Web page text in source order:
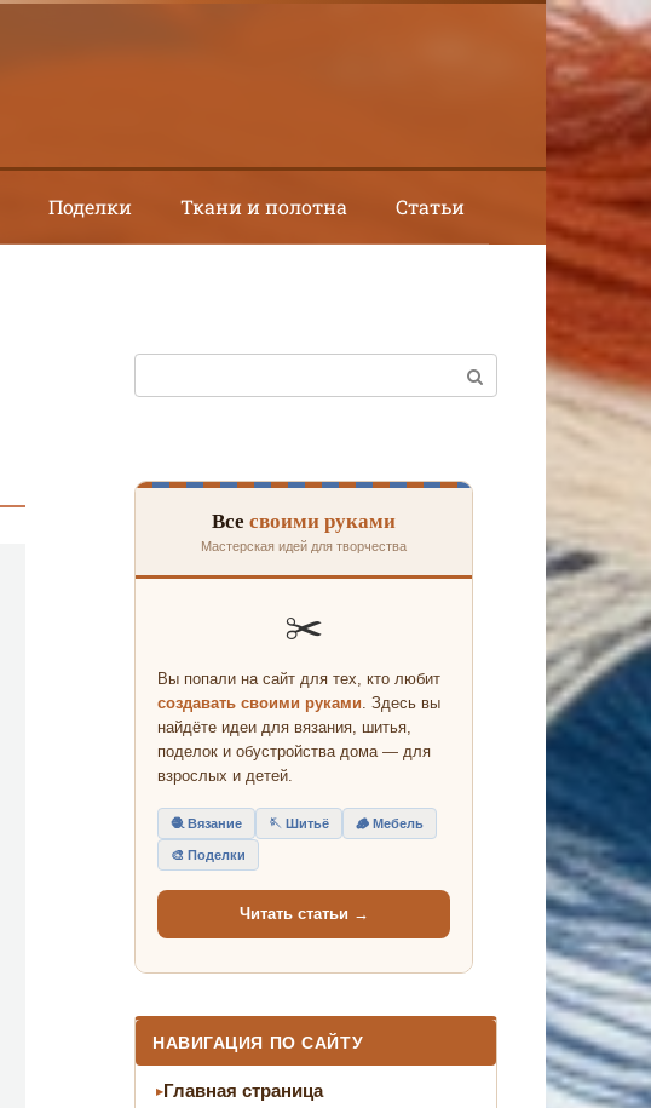
Поделки Ткани и полотна Статьи
Все своими руками
Мастерская идей для творчества
✂️
Вы попали на сайт для тех, кто любит
создавать своими руками. Здесь вы
найдёте идеи для вязания, шитья,
поделок и обустройства дома — для
взрослых и детей.
🧶 Вязание 🪡 Шитьё 🪵 Мебель
🎨 Поделки
Читать статьи →
НАВИГАЦИЯ ПО САЙТУ
Главная страница